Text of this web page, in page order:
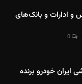
ادارات و بانک‌های
ایران خودرو برنده